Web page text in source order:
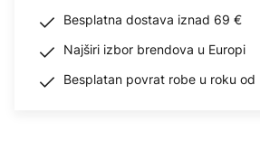
Besplatna dostava iznad 69 €
Najširi izbor brendova u Europi
Besplatan povrat robe u roku od